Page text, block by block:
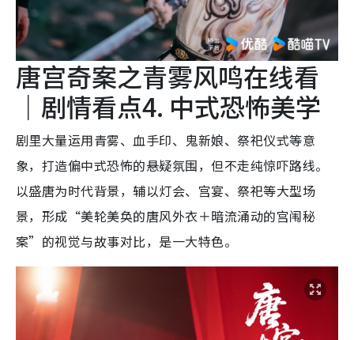
唐宫奇案之青雾风鸣在线看
｜剧情看点4. 中式恐怖美学
剧里大量运用青雾、血手印、鬼新娘、祭祀仪式等意
象，打造偏中式恐怖的悬疑氛围，但不走纯惊吓路线。
以盛唐为时代背景，辅以灯会、宫宴、祭祀等大型场
景，形成“美轮美奂的唐风外衣＋暗流涌动的宫闱秘
案”的视觉与故事对比，是一大特色。